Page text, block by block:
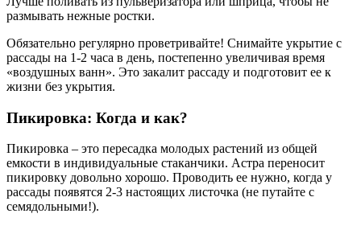
размывать нежные ростки.
Обязательно регулярно проветривайте! Снимайте укрытие с
рассады на 1-2 часа в день, постепенно увеличивая время
«воздушных ванн». Это закалит рассаду и подготовит ее к
жизни без укрытия.
Пикировка: Когда и как?
Пикировка – это пересадка молодых растений из общей
емкости в индивидуальные стаканчики. Астра переносит
пикировку довольно хорошо. Проводить ее нужно, когда у
рассады появятся 2-3 настоящих листочка (не путайте с
семядольными!).